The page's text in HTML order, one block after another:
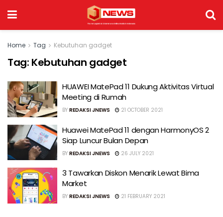
Home Tag Kebutuhan gadget
Tag: Kebutuhan gadget
HUAWEI MatePad 11 Dukung Aktivitas Virtual
Meeting di Rumah
BY REDAKSI JNEWS 21 OCTOBER 2021
Huawei MatePad 11 dengan HarmonyOS 2
Siap Luncur Bulan Depan
BY REDAKSI JNEWS 26 JULY 2021
3 Tawarkan Diskon Menarik Lewat Bima
Market
BY REDAKSI JNEWS 21 FEBRUARY 2021